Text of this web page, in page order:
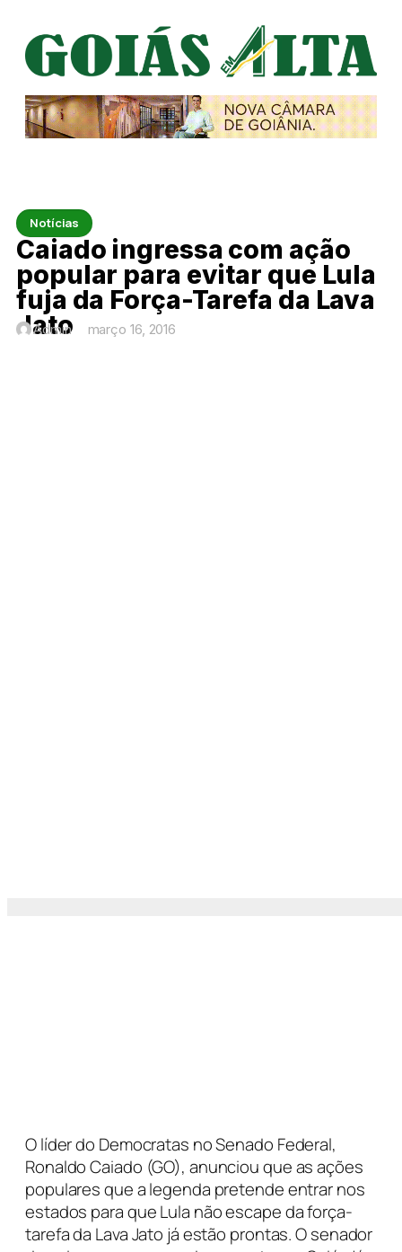
Notícias
Caiado ingressa com ação
popular para evitar que Lula
fuja da Força-Tarefa da Lava
Jato
Admin março 16, 2016
O líder do Democratas no Senado Federal,
Ronaldo Caiado (GO), anunciou que as ações
populares que a legenda pretende entrar nos
estados para que Lula não escape da força-
tarefa da Lava Jato já estão prontas. O senador